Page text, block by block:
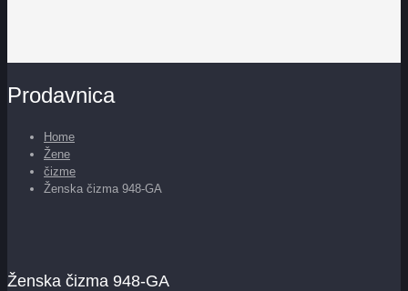
Prodavnica
Home
Žene
čizme
Ženska čizma 948-GA
Ženska čizma 948-GA